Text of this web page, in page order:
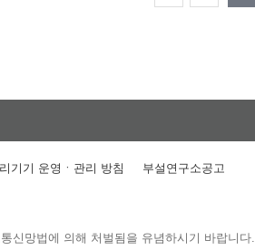
기기 운영ㆍ관리 방침 부설연구소공고
신망법에 의해 처벌됨을 유념하시기 바랍니다.